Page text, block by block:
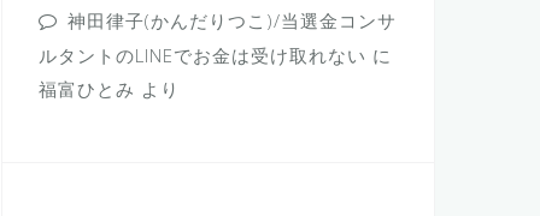
神田律子(かんだりつこ)/当選金コンサ
ルタントのLINEでお金は受け取れない に
福富ひとみ より